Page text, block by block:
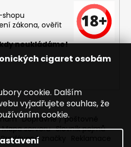
cigaret osobám
cookie. Dalším
vyjadřujete souhlas, že
cookie.
zákona, ověřit
neukládáme!
Dopravné / poštovné
Mapa serveru Slovník pojmů
Prodávané značky